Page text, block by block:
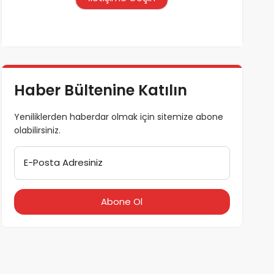
Haber Bültenine Katılın
Yeniliklerden haberdar olmak için sitemize abone
olabilirsiniz.
E-Posta Adresiniz